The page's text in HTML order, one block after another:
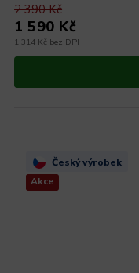
1 314 Kč bez DPH
2 390 Kč
1 590 Kč
Akce
Český výrobek